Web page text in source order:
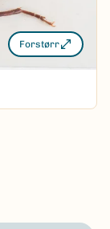
Forstørr